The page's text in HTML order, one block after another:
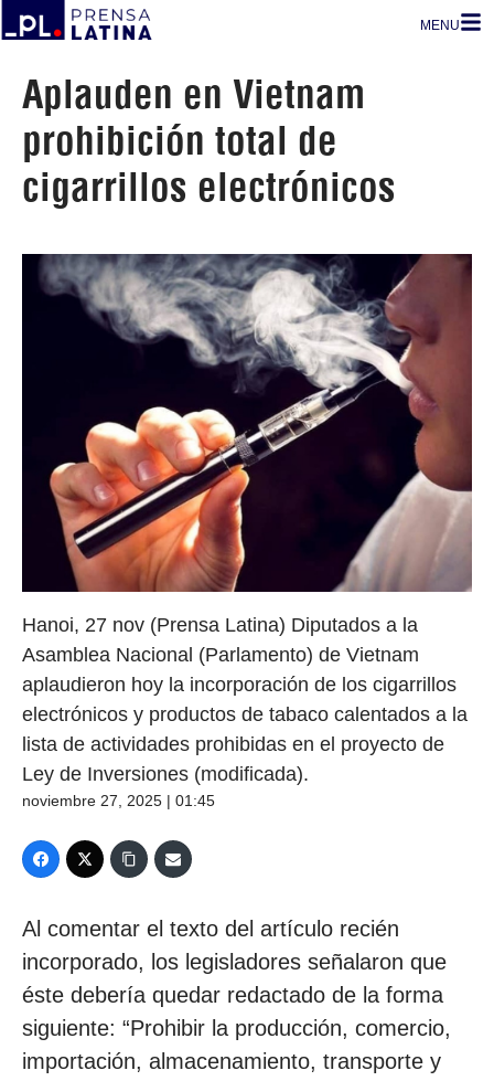
MENU
Aplauden en Vietnam
prohibición total de
cigarrillos electrónicos
Hanoi, 27 nov (Prensa Latina) Diputados a la
Asamblea Nacional (Parlamento) de Vietnam
aplaudieron hoy la incorporación de los cigarrillos
electrónicos y productos de tabaco calentados a la
lista de actividades prohibidas en el proyecto de
Ley de Inversiones (modificada).
noviembre 27, 2025 | 01:45
Al comentar el texto del artículo recién
incorporado, los legisladores señalaron que
éste debería quedar redactado de la forma
siguiente: “Prohibir la producción, comercio,
importación, almacenamiento, transporte y